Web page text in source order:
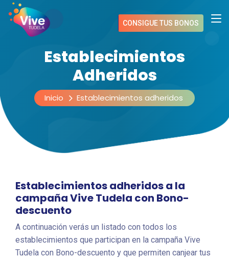
CONSIGUE TUS BONOS
Establecimientos
Adheridos
Inicio Establecimientos adheridos
Establecimientos adheridos a la
campaña Vive Tudela con Bono-
descuento
A continuación verás un listado con todos los
establecimientos que participan en la campaña Vive
Tudela con Bono-descuento y que permiten canjear tus